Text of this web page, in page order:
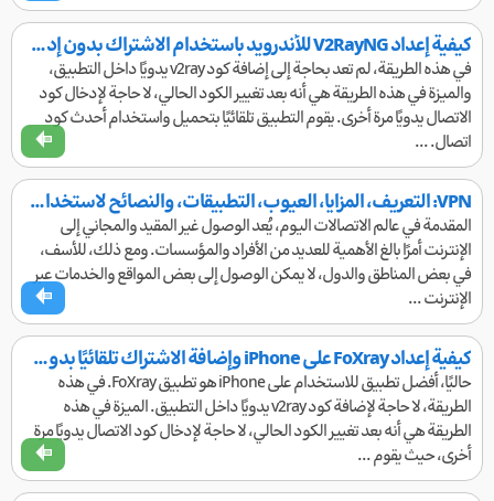
كيفية إعداد V2RayNG للأندرويد باستخدام الاشتراك بدون إدخال كود يدوي
في هذه الطريقة، لم تعد بحاجة إلى إضافة كود v2ray يدويًا داخل التطبيق،
والميزة في هذه الطريقة هي أنه بعد تغيير الكود الحالي، لا حاجة لإدخال كود
الاتصال يدويًا مرة أخرى. يقوم التطبيق تلقائيًا بتحميل واستخدام أحدث كود
اتصال. ...
VPN: التعريف، المزايا، العيوب، التطبيقات، والنصائح لاستخدام الإنترنت بحرية وأمان
المقدمة في عالم الاتصالات اليوم، يُعد الوصول غير المقيد والمجاني إلى
الإنترنت أمرًا بالغ الأهمية للعديد من الأفراد والمؤسسات. ومع ذلك، للأسف،
في بعض المناطق والدول، لا يمكن الوصول إلى بعض المواقع والخدمات عبر
الإنترنت ...
كيفية إعداد FoXray على iPhone وإضافة الاشتراك تلقائيًا بدون كود يدوي
حاليًا، أفضل تطبيق للاستخدام على iPhone هو تطبيق FoXray. في هذه
الطريقة، لا حاجة لإضافة كود v2ray يدويًا داخل التطبيق. الميزة في هذه
الطريقة هي أنه بعد تغيير الكود الحالي، لا حاجة لإدخال كود الاتصال يدويًا مرة
أخرى، حيث يقوم ...